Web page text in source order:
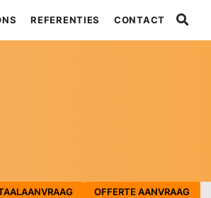
REFERENTIES CONTACT
OFFERTE AANVRAAG